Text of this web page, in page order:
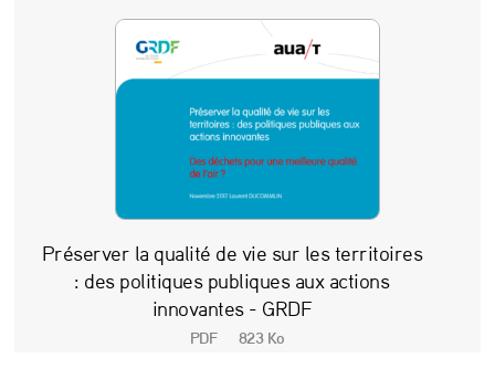
Préserver la qualité de vie sur les territoires
: des politiques publiques aux actions
innovantes - GRDF
PDF 823 Ko